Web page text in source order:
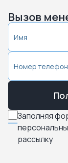
Вызов
Заполняя
рассылку